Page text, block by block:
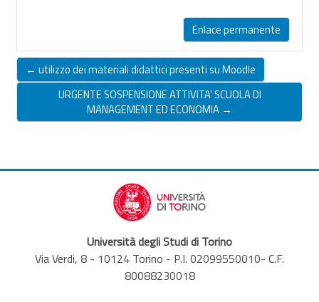
Enlace permanente
← utilizzo dei materiali didattici presenti su Moodle
URGENTE SOSPENSIONE ATTIVITA' SCUOLA DI
MANAGEMENT ED ECONOMIA →
Università degli Studi di Torino
Via Verdi, 8 - 10124 Torino - P.I. 02099550010- C.F.
80088230018